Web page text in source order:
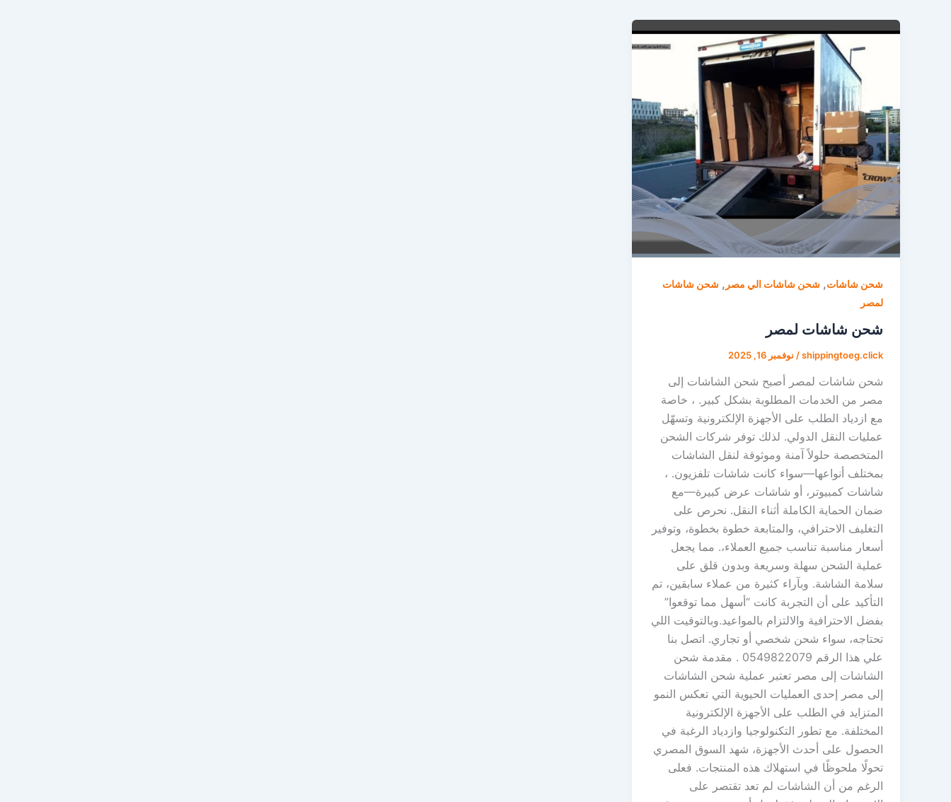
شحن شاشات, شحن شاشات الي مصر , شحن شاشات
لمصر
شحن شاشات لمصر
shippingtoeg.click
/ نوفمبر 16, 2025
شحن شاشات لمصر أصبح شحن الشاشات إلى
مصر من الخدمات المطلوبة بشكل كبير. ، خاصة
مع ازدياد الطلب على الأجهزة الإلكترونية وتسهّل
عمليات النقل الدولي. لذلك توفر شركات الشحن
المتخصصة حلولاً آمنة وموثوقة لنقل الشاشات
بمختلف أنواعها—سواء كانت شاشات تلفزيون. ،
شاشات كمبيوتر، أو شاشات عرض كبيرة—مع
ضمان الحماية الكاملة أثناء النقل. نحرص على
التغليف الاحترافي، والمتابعة خطوة بخطوة، وتوفير
أسعار مناسبة تناسب جميع العملاء،. مما يجعل
عملية الشحن سهلة وسريعة وبدون قلق على
سلامة الشاشة. وبآراء كثيرة من عملاء سابقين، تم
التأكيد على أن التجربة كانت “أسهل مما توقعوا”
بفضل الاحترافية والالتزام بالمواعيد.وبالتوقيت اللي
تحتاجه، سواء شحن شخصي أو تجاري. اتصل بنا
علي هذا الرقم 0549822079 . مقدمة شحن
الشاشات إلى مصر تعتبر عملية شحن الشاشات
إلى مصر إحدى العمليات الحيوية التي تعكس النمو
المتزايد في الطلب على الأجهزة الإلكترونية
المختلفة. مع تطور التكنولوجيا وازدياد الرغبة في
الحصول على أحدث الأجهزة، شهد السوق المصري
تحولًا ملحوظًا في استهلاك هذه المنتجات. فعلى
الرغم من أن الشاشات لم تعد تقتصر على